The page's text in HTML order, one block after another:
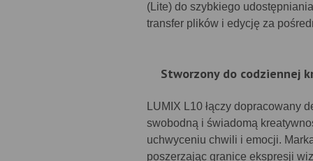
(Lite) do szybkiego
transfer plików i edycję za
Stworzony do codziennej
LUMIX L10 łączy
swobodną i świadomą
uchwyceniu chwili i emocji.
poszerzając granice ekspresji